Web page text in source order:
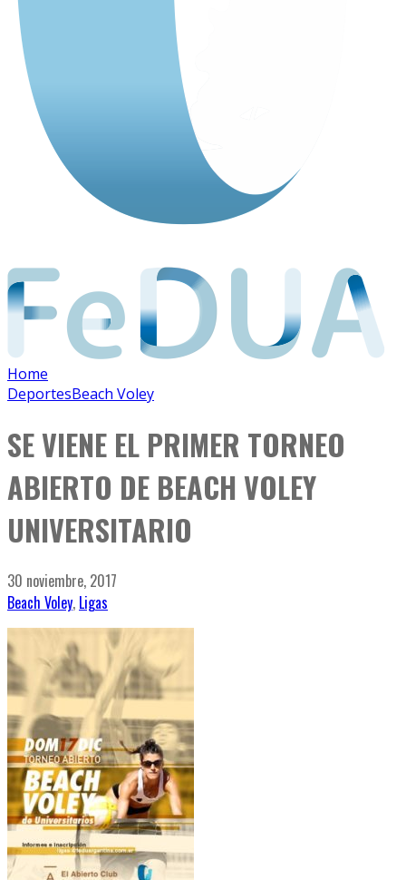
Home
DeportesBeach Voley
SE VIENE EL PRIMER TORNEO
ABIERTO DE BEACH VOLEY
UNIVERSITARIO
30 noviembre, 2017
Beach Voley, Ligas